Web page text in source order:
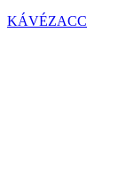
KÁVÉZACC